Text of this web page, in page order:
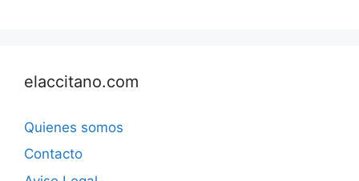
elaccitano.com
Quienes somos
Contacto